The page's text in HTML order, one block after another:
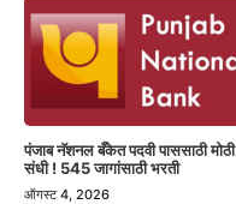
पंजाब नॅशनल बँकेत पदवी पाससाठी मोठी
संधी ! 545 जागांसाठी भरती
ऑगस्ट 4, 2026